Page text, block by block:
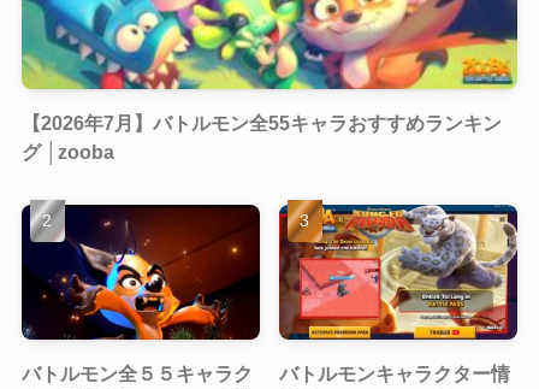
【2026年7月】バトルモン全55キャラおすすめランキン
グ │zooba
バトルモン全５５キャラク
バトルモンキャラクター情